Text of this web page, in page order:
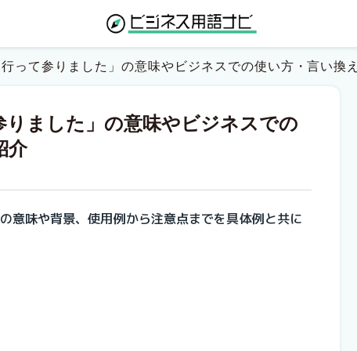
行って参りました」の意味やビジネスでの使い方・言い換
りました」の意味やビジネスでの
介
の意味や背景、使用例から注意点までを具体例と共に